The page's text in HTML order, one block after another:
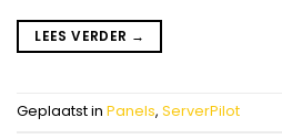
LEES VERDER →
Geplaatst in Panels, ServerPilot